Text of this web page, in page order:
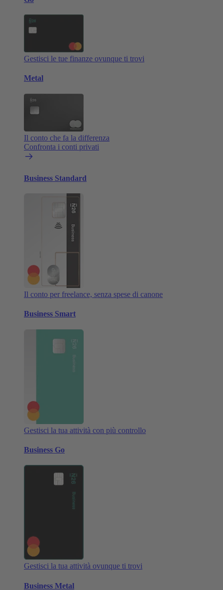
Gestisci le tue finanze ovunque ti trovi
Metal
Il conto che fa la differenza
Confronta i conti privati
Business Standard
Il conto per freelance, senza spese di canone
Business Smart
Gestisci la tua attività con più controllo
Business Go
Gestisci la tua attività ovunque ti trovi
Business Metal